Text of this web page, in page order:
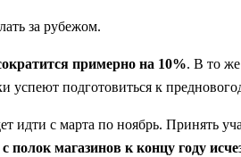
за рубежом.
примерно на 10%. В то
успеют подготовиться к
идти с марта по ноябрь. Принять
с полок магазинов к концу году